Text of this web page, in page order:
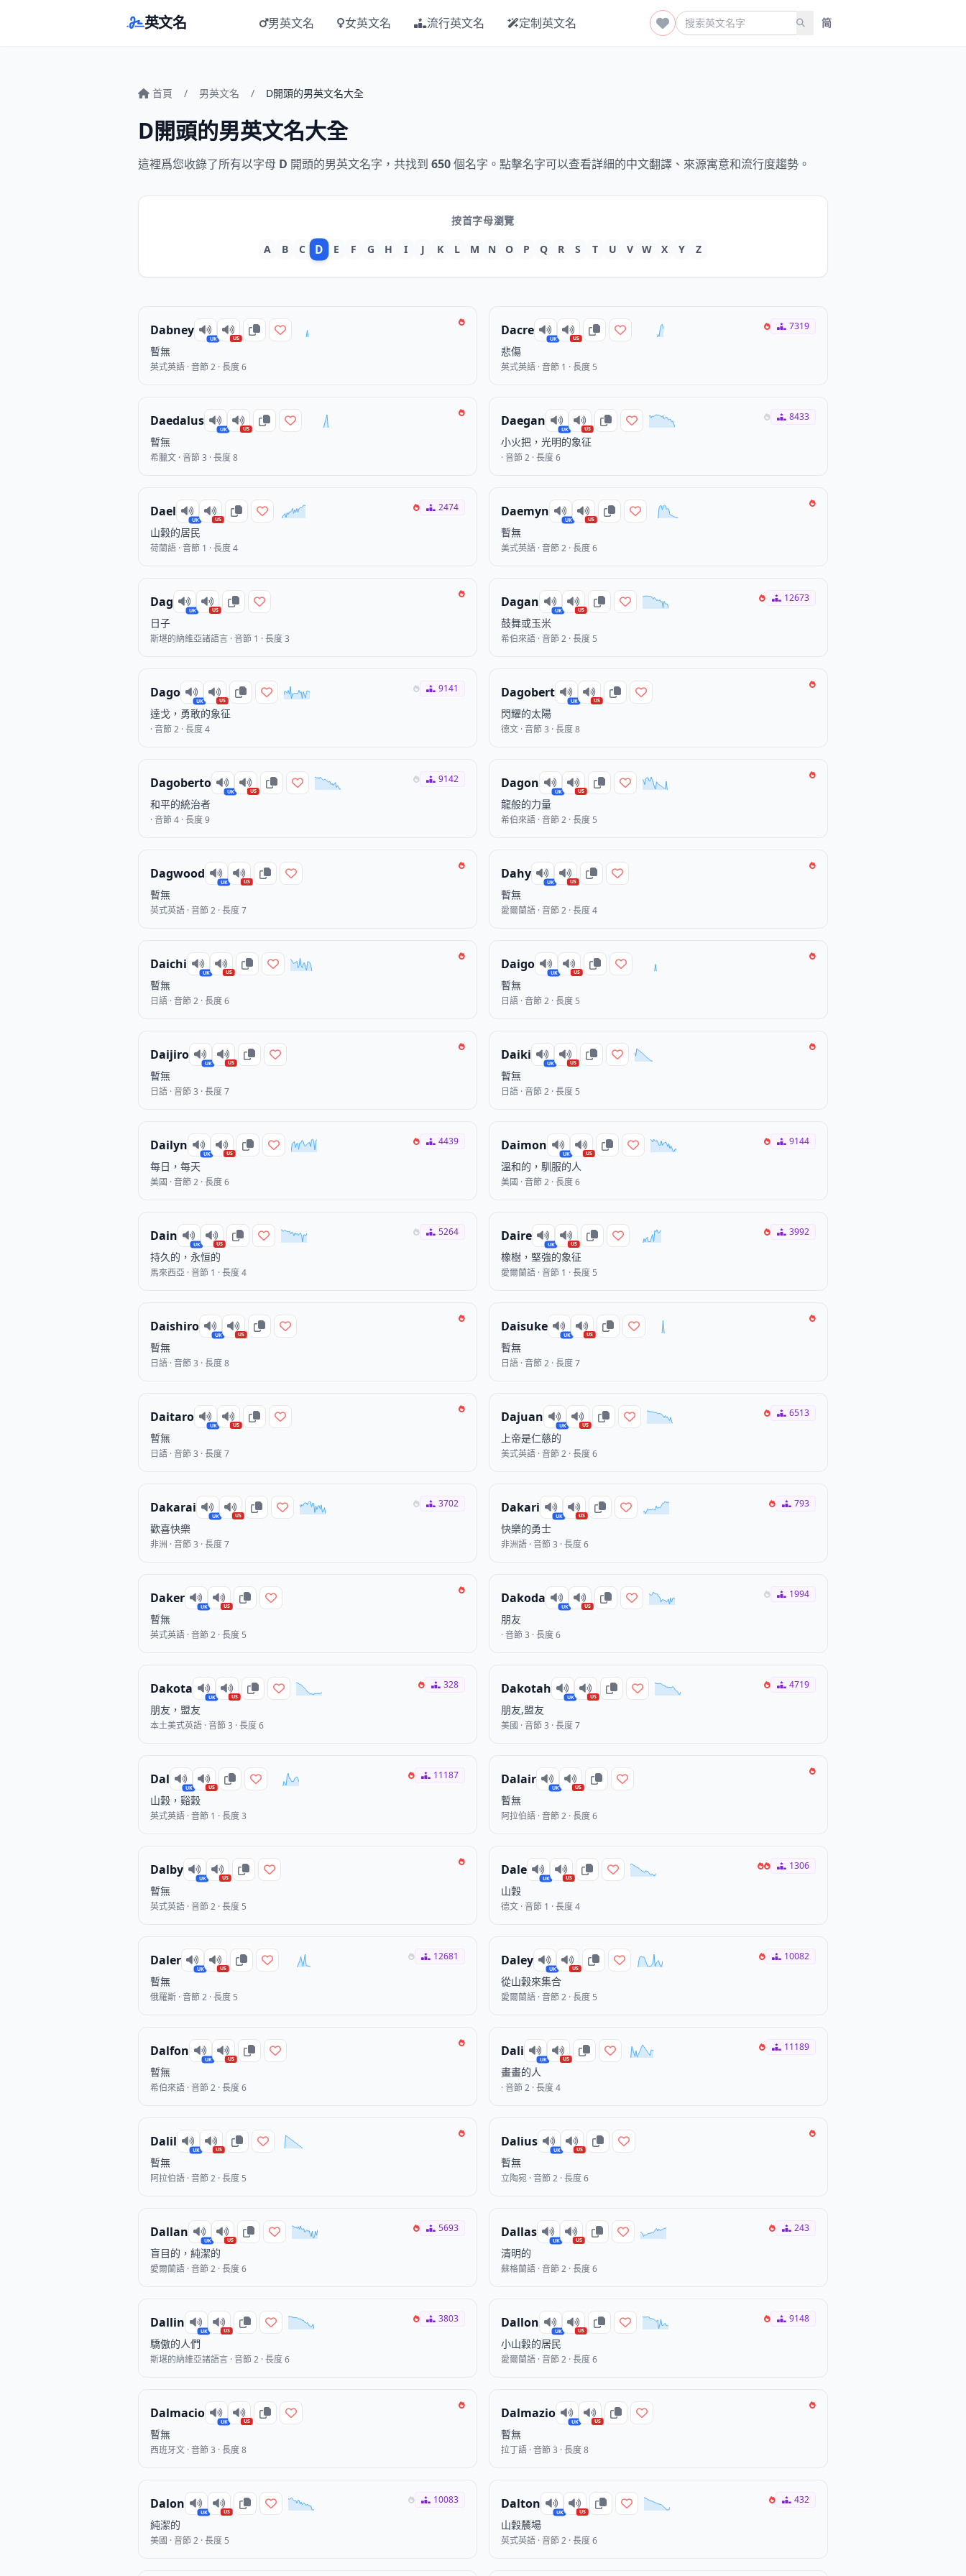
英文名 男英文名 女英文名 流行英文名 定制英文名 简
首頁 / 男英文名 / D開頭的男英文名大全
D開頭的男英文名大全
這裡爲您收錄了所有以字母 D 開頭的男英文名字，共找到 650個名字。點擊名字可以查看詳細的中文翻譯、來源寓意和流行度趨勢。
按首字母瀏覽
A B C D E F G H I J K L M N O P Q R S T U V W X Y Z
Dabney
UK US
暫無
英式英語 · 音節 2 · 長度 6
Dacre
UK US
悲傷
英式英語 · 音節 1 · 長度 5
7319
Daedalus
UK US
暫無
希臘文 · 音節 3 · 長度 8
Daegan
UK US
小火把，光明的象征
· 音節 2 · 長度 6
8433
Dael
UK US
山穀的居民
荷蘭語 · 音節 1 · 長度 4
2474 Daemyn
UK US
暫無
美式英語 · 音節 2 · 長度 6
Dag
UK US
日子
斯堪的納維亞諸語言 · 音節 1 · 長度 3
Dagan
UK US
鼓舞或玉米
希伯來語 · 音節 2 · 長度 5
12673
Dago
UK US
達戈，勇敢的象征
· 音節 2 · 長度 4
9141 Dagobert
UK US
閃耀的太陽
德文 · 音節 3 · 長度 8
Dagoberto
UK US
和平的統治者
· 音節 4 · 長度 9
9142 Dagon
UK US
龍般的力量
希伯來語 · 音節 2 · 長度 5
Dagwood
UK US
暫無
英式英語 · 音節 2 · 長度 7
Dahy
UK US
暫無
愛爾蘭語 · 音節 2 · 長度 4
Daichi
UK US
暫無
日語 · 音節 2 · 長度 6
Daigo
UK US
暫無
日語 · 音節 2 · 長度 5
Daijiro
UK US
暫無
日語 · 音節 3 · 長度 7
Daiki
UK US
暫無
日語 · 音節 2 · 長度 5
Dailyn
UK US
每日，每天
美國 · 音節 2 · 長度 6
4439 Daimon
UK US
溫和的，馴服的人
美國 · 音節 2 · 長度 6
9144
Dain
UK US
持久的，永恒的
馬來西亞 · 音節 1 · 長度 4
5264 Daire
UK US
橡樹，堅強的象征
愛爾蘭語 · 音節 1 · 長度 5
3992
Daishiro
UK US
暫無
日語 · 音節 3 · 長度 8
Daisuke
UK US
暫無
日語 · 音節 2 · 長度 7
Daitaro
UK US
暫無
日語 · 音節 3 · 長度 7
Dajuan
UK US
上帝是仁慈的
美式英語 · 音節 2 · 長度 6
6513
Dakarai
UK US
歡喜快樂
非洲 · 音節 3 · 長度 7
3702 Dakari
UK US
快樂的勇士
非洲語 · 音節 3 · 長度 6
793
Daker
UK US
暫無
英式英語 · 音節 2 · 長度 5
Dakoda
UK US
朋友
· 音節 3 · 長度 6
1994
Dakota
UK US
朋友，盟友
本土美式英語 · 音節 3 · 長度 6
328 Dakotah
UK US
朋友,盟友
美國 · 音節 3 · 長度 7
4719
Dal
UK US
山穀，谿穀
英式英語 · 音節 1 · 長度 3
11187 Dalair
UK US
暫無
阿拉伯語 · 音節 2 · 長度 6
Dalby
UK US
暫無
英式英語 · 音節 2 · 長度 5
Dale
UK US
山穀
德文 · 音節 1 · 長度 4
1306
Daler
UK US
暫無
俄羅斯 · 音節 2 · 長度 5
12681 Daley
UK US
從山穀來集合
愛爾蘭語 · 音節 2 · 長度 5
10082
Dalfon
UK US
暫無
希伯來語 · 音節 2 · 長度 6
Dali
UK US
畫畫的人
· 音節 2 · 長度 4
11189
Dalil
UK US
暫無
阿拉伯語 · 音節 2 · 長度 5
Dalius
UK US
暫無
立陶宛 · 音節 2 · 長度 6
Dallan
UK US
盲目的，純潔的
愛爾蘭語 · 音節 2 · 長度 6
5693 Dallas
UK US
清明的
蘇格蘭語 · 音節 2 · 長度 6
243
Dallin
UK US
驕傲的人們
斯堪的納維亞諸語言 · 音節 2 · 長度 6
3803 Dallon
UK US
小山穀的居民
愛爾蘭語 · 音節 2 · 長度 6
9148
Dalmacio
UK US
暫無
西班牙文 · 音節 3 · 長度 8
Dalmazio
UK US
暫無
拉丁語 · 音節 3 · 長度 8
Dalon
UK US
純潔的
美國 · 音節 2 · 長度 5
10083 Dalton
UK US
山穀辳場
英式英語 · 音節 2 · 長度 6
432